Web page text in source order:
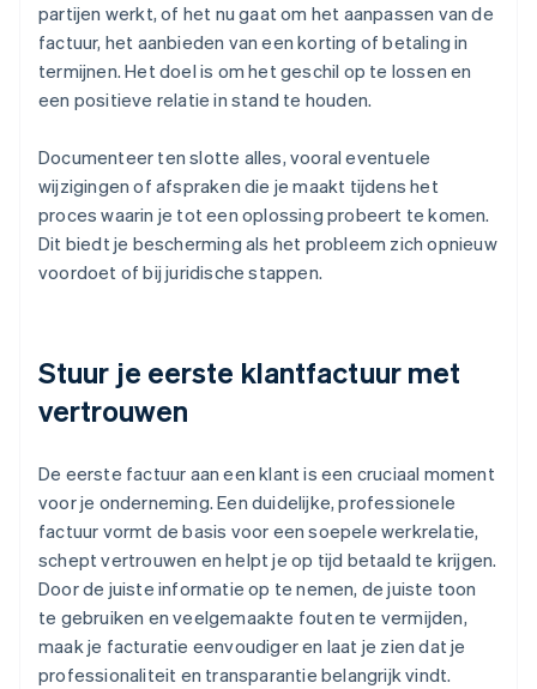
partijen werkt, of het nu gaat om het aanpassen van de
factuur, het aanbieden van een korting of betaling in
termijnen. Het doel is om het geschil op te lossen en
een positieve relatie in stand te houden.
Documenteer ten slotte alles, vooral eventuele
wijzigingen of afspraken die je maakt tijdens het
proces waarin je tot een oplossing probeert te komen.
Dit biedt je bescherming als het probleem zich opnieuw
voordoet of bij juridische stappen.
Stuur je eerste klantfactuur met
vertrouwen
De eerste factuur aan een klant is een cruciaal moment
voor je onderneming. Een duidelijke, professionele
factuur vormt de basis voor een soepele werkrelatie,
schept vertrouwen en helpt je op tijd betaald te krijgen.
Door de juiste informatie op te nemen, de juiste toon
te gebruiken en veelgemaakte fouten te vermijden,
maak je facturatie eenvoudiger en laat je zien dat je
professionaliteit en transparantie belangrijk vindt.